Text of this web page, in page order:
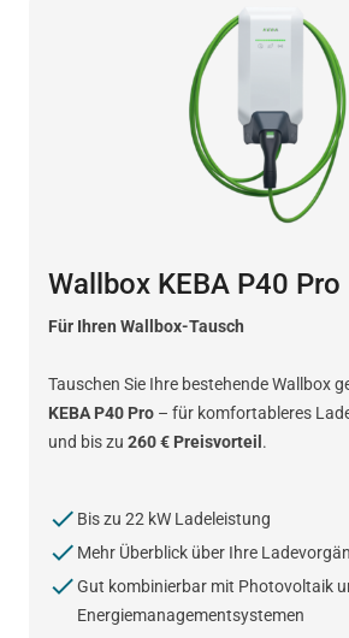
Wallbox KEBA P40 Pro
Für Ihren Wallbox-Tausch
Tauschen Sie Ihre bestehende Wallbox
KEBA P40 Pro – für komfortableres
und bis zu 260 € Preisvorteil .
Bis zu 22 kW Ladeleistung
Mehr Überblick über Ihre
Gut kombinierbar mit Photovoltaik
Energiemanagementsystemen